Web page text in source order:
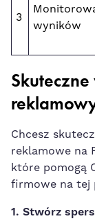
3
wyników
Chcesz
reklamowe na
które pomogą⁢
firmowe na tej
1.⁢ Stwórz